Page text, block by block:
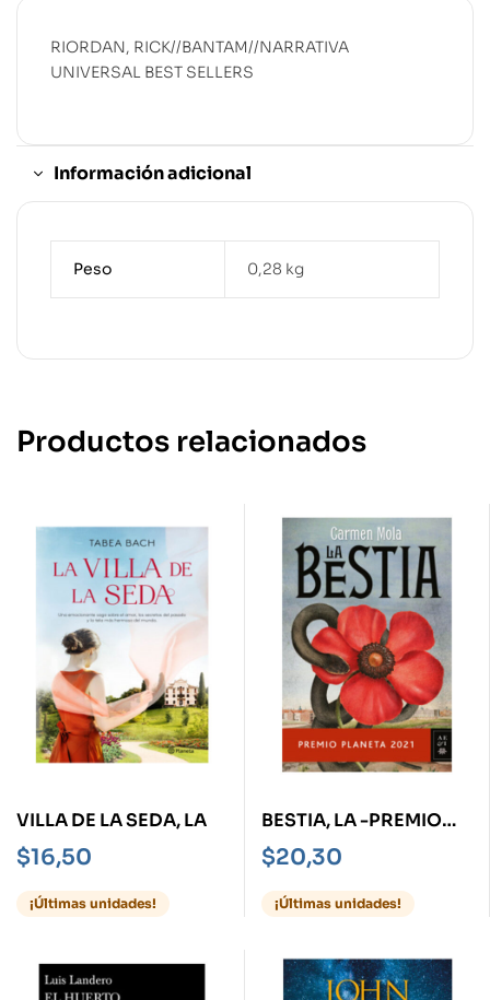
RIORDAN, RICK//BANTAM//NARRATIVA
UNIVERSAL BEST SELLERS
Información adicional
Peso 0,28 kg
Productos relacionados
VILLA DE LA SEDA, LA
$16,50
¡Últimas unidades!
BESTIA, LA -PREMIO
PLANETA 2021-
$20,30
¡Últimas unidades!